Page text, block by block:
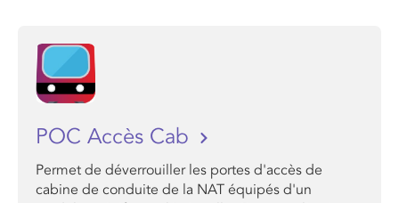
POC Accès Cab
Permet de déverrouiller les portes d'accès de
cabine de conduite de la NAT équipés d'un